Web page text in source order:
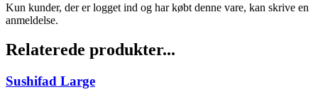
Kun kunder, der er logget ind og har købt denne vare, kan skrive en
anmeldelse.
Relaterede produkter...
Sushifad Large